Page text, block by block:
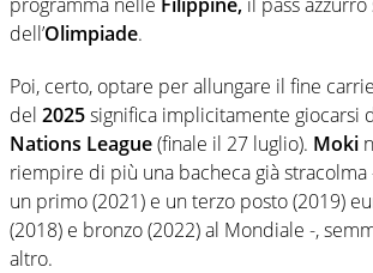
dell’Olimpiade.
Poi, certo, optare per allungare il fine
del 2025significa implicitamente giocarsi
Nations League(finale il 27 luglio). Moki
riempire di più una bacheca già stracolma
un primo (2021) e un terzo posto (2019)
(2018) e bronzo (2022) al Mondiale -,
altro.